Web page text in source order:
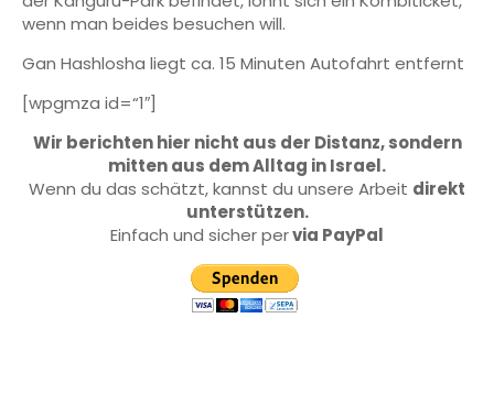
wenn man beides besuchen will.
Gan Hashlosha liegt ca. 15 Minuten Autofahrt entfernt
[wpgmza id=“1″]
Wir berichten hier nicht aus der Distanz, sondern
mitten aus dem Alltag in Israel.
Wenn du das schätzt, kannst du unsere Arbeit direkt
unterstützen.
Einfach und sicher pervia PayPal